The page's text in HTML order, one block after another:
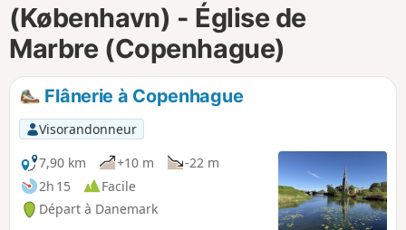
(København) - Église de
Marbre (Copenhague)
Flânerie à Copenhague
Visorandonneur
7,90 km
+10 m
-22 m
2h 15
Facile
Départ à Danemark